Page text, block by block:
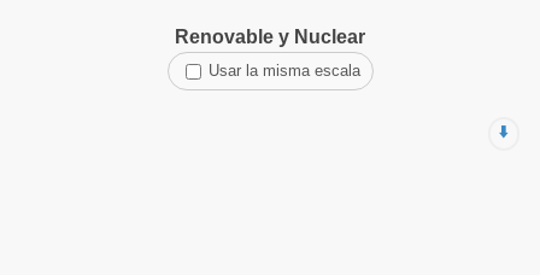
Renovable y Nuclear
Usar la misma escala
⬇️